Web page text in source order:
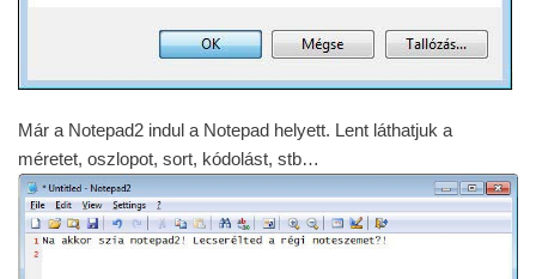
Már a Notepad2 indul a Notepad helyett. Lent láthatjuk a
méretet, oszlopot, sort, kódolást, stb…